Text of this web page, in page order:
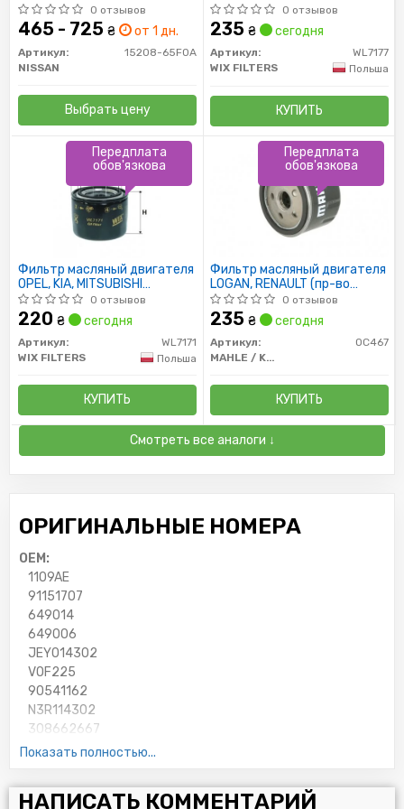
0 отзывов
465 - 725 ₴ от 1 дн.
Артикул:
15208-65F0A
NISSAN
Выбрать цену
WL7177/OP621 (пр-во WIX-
Filtron)
0 отзывов
235 ₴ сегодня
Артикул:
WL7177
WIX FILTERS
Польша
КУПИТЬ
Фильтр масляный двигателя
OPEL, KIA, MITSUBISHI
WL7171/OP617 (пр-во WIX-
Filtron)
0 отзывов
220 ₴ сегодня
Артикул:
WL7171
WIX FILTERS
Польша
КУПИТЬ
Передплата
обов'язкова
Фильтр масляный двигателя
LOGAN, RENAULT (пр-во
Knecht-Mahle)0 отзывов
235 ₴ сегодня
Артикул:
OC467
MAHLE / KNECHT
КУПИТЬ
Передплата
обов'язкова
Смотреть все аналоги ↓
ОРИГИНАЛЬНЫЕ НОМЕРА
OEM:
1109AE
91151707
649014
649006
JEY014302
VOF225
90541162
N3R114302
308662667
MD135737
MZ690115
1230A184
Показать полностью...
НАПИСАТЬ КОММЕНТАРИЙ